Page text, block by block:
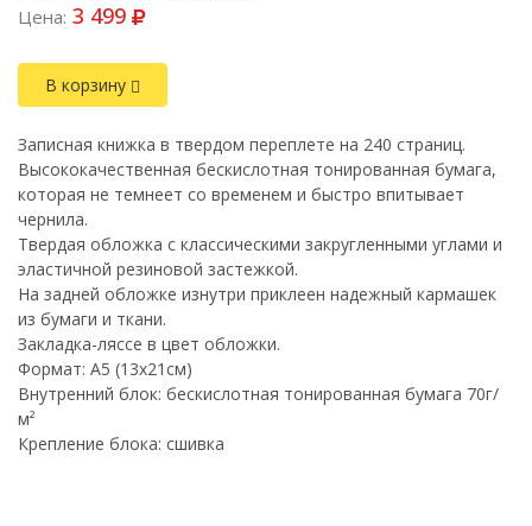
Цена: 3 499
В корзину
Записная книжка в твердом переплете на 240 страниц.
Высококачественная бескислотная тонированная бумага,
которая не темнеет со временем и быстро впитывает
чернила.
Твердая обложка с классическими закругленными углами и
эластичной резиновой застежкой.
На задней обложке изнутри приклеен надежный кармашек
из бумаги и ткани.
Закладка-ляссе в цвет обложки.
Формат: A5 (13х21см)
Внутренний блок: бескислотная тонированная бумага 70г/
м²
Крепление блока: сшивка